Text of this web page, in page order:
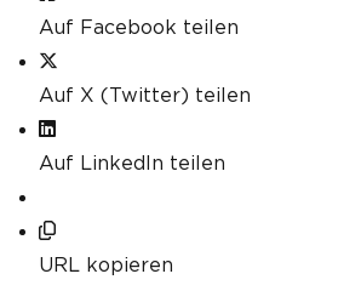
Auf Facebook teilen
Auf X (Twitter) teilen
Auf LinkedIn teilen
URL kopieren